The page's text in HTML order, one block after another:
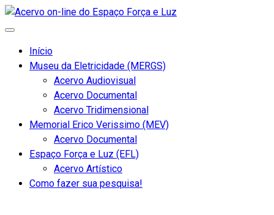
Início
Museu da Eletricidade (MERGS)
Acervo Audiovisual
Acervo Documental
Acervo Tridimensional
Memorial Erico Verissimo (MEV)
Acervo Documental
Espaço Força e Luz (EFL)
Acervo Artístico
Como fazer sua pesquisa!